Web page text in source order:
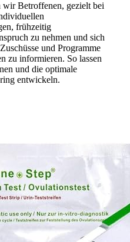
wir Betroffenen, gezielt bei
frühzeitig
zu nehmen und sich
und Programme
zu informieren. So lassen
und die optimale
entwickeln.